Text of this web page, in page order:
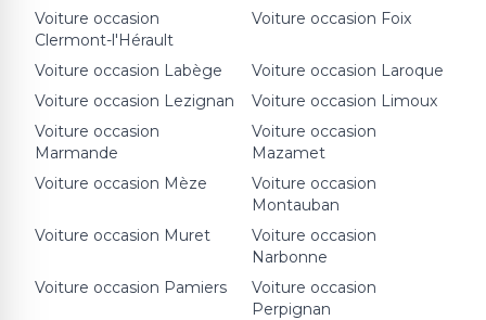
Voiture occasion
Clermont-l'Hérault
Voiture occasion Foix
Voiture occasion Labège Voiture occasion Laroque
Voiture occasion Lezignan Voiture occasion Limoux
Voiture occasion
Marmande
Voiture occasion
Mazamet
Voiture occasion Mèze
Voiture occasion
Montauban
Voiture occasion Muret
Voiture occasion
Narbonne
Voiture occasion Pamiers
Voiture occasion
Perpignan